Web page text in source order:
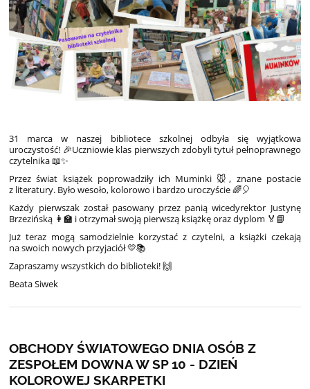
31 marca w naszej bibliotece szkolnej odbyła się wyjątkowa
uroczystość! 🎉Uczniowie klas pierwszych zdobyli tytuł pełnoprawnego
czytelnika 📖✨
Przez świat książek poprowadziły ich Muminki 🐭, znane postacie
z literatury. Było wesoło, kolorowo i bardzo uroczyście 🌈🎈
Każdy pierwszak został pasowany przez panią wicedyrektor Justynę
Brzezińską 👩‍🏫 i otrzymał swoją pierwszą książkę oraz dyplom 🏅📘
Już teraz mogą samodzielnie korzystać z czytelni, a książki czekają
na swoich nowych przyjaciół 💛📚
Zapraszamy wszystkich do biblioteki! 🙌
Beata Siwek
OBCHODY ŚWIATOWEGO DNIA OSÓB Z
ZESPOŁEM DOWNA W SP 10 - DZIEŃ
KOLOROWEJ SKARPETKI